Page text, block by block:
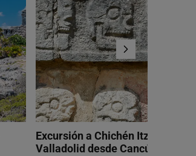
Excursión a Chichén Itzá,
Valladolid desde Cancún